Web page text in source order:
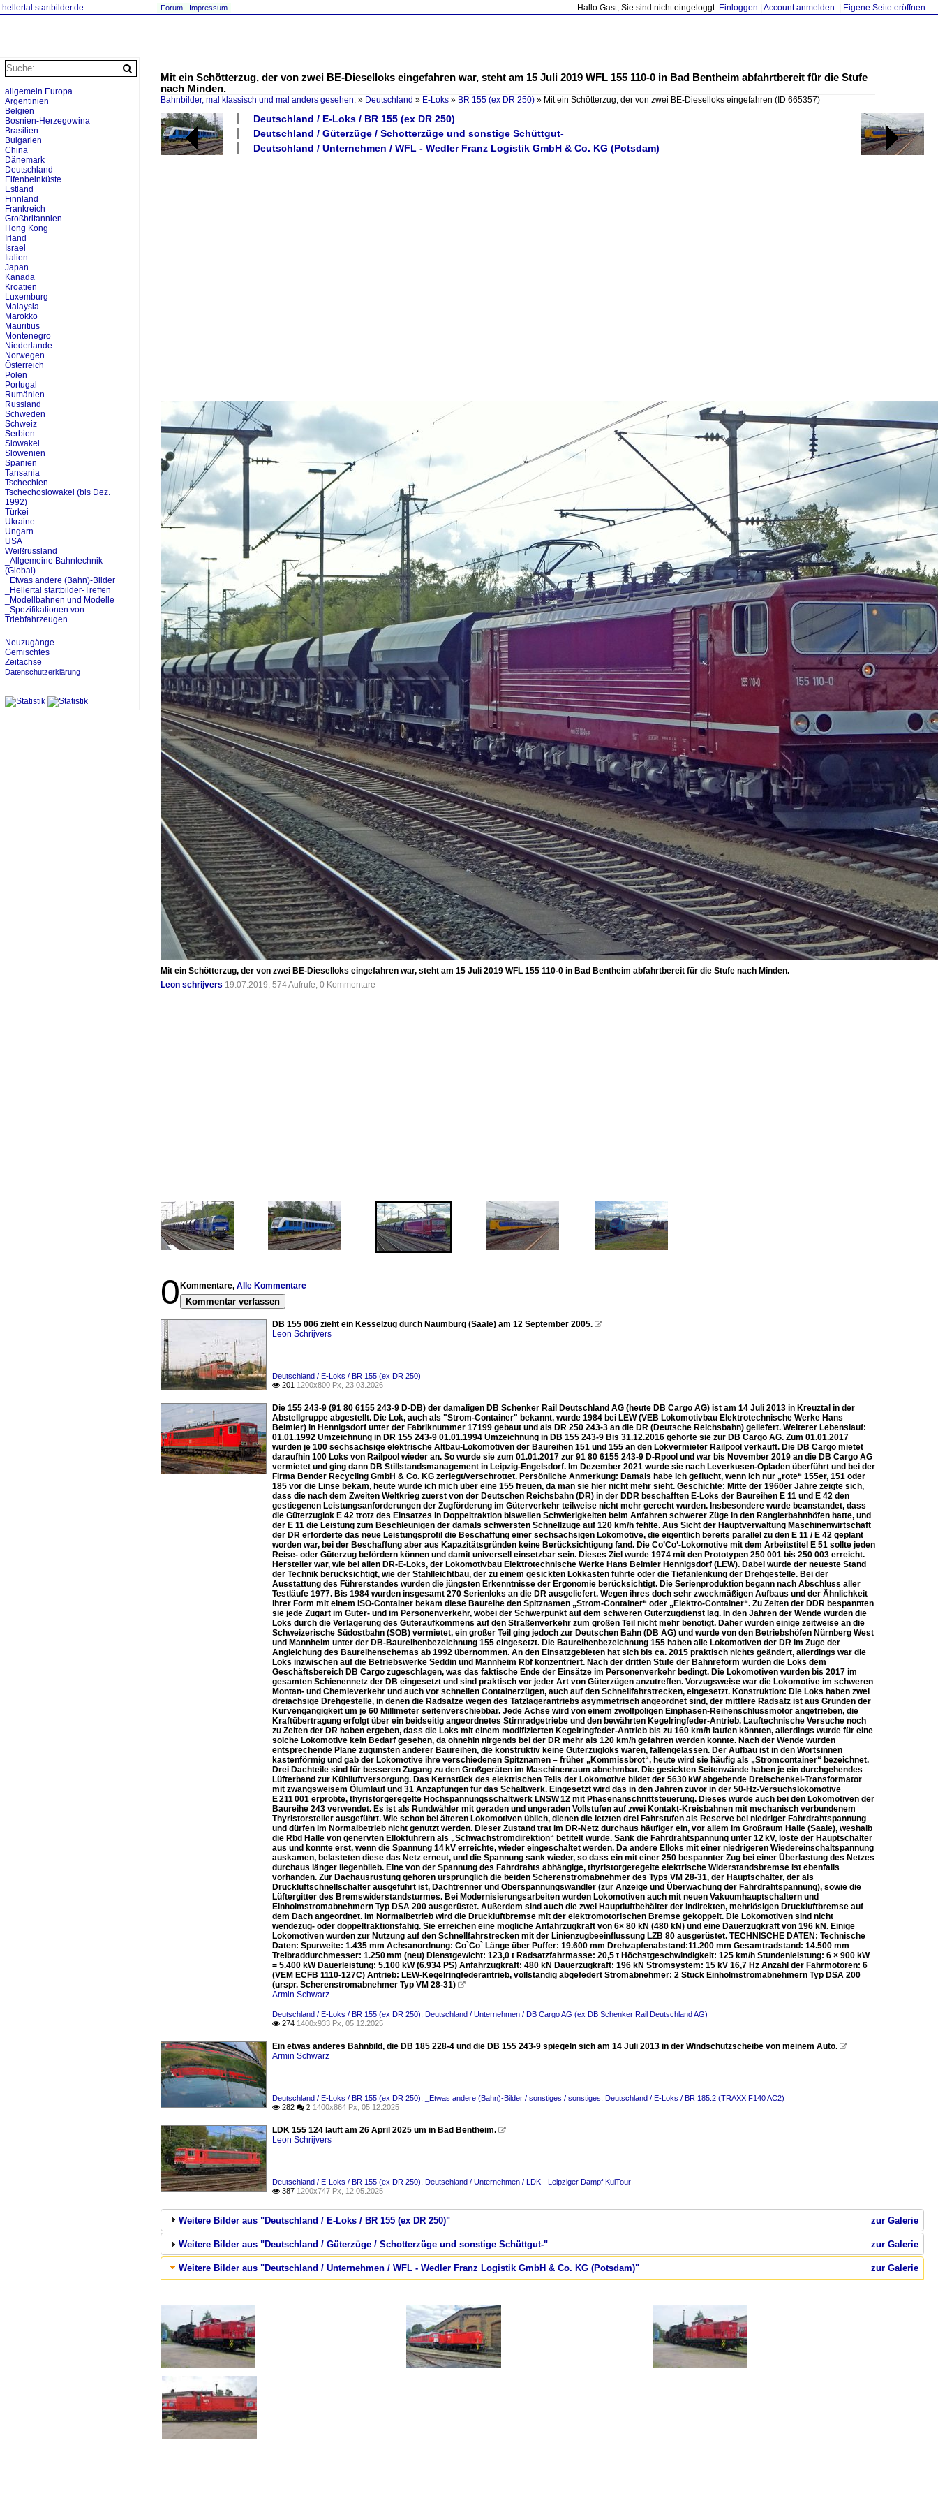
hellertal.startbilder.de Hallo Gast, Sie sind nicht eingeloggt. Einloggen Account anmelden Eigene Seite eröffnen
Forum Impressum
Mit ein Schötterzug, der von zwei BE-Dieselloks eingefahren war, steht am 15 Juli 2019 WFL 155 110-0 in Bad Bentheim abfahrtbereit für die Stufe
nach Minden.
Bahnbilder, mal klassisch und mal anders gesehen. » Deutschland » E-Loks » BR 155 (ex DR 250) » Mit ein Schötterzug, der von zwei BE-Dieselloks eingefahren (ID 665357)
Deutschland / E-Loks / BR 155 (ex DR 250)
Deutschland / Güterzüge / Schotterzüge und sonstige Schüttgut-
Deutschland / Unternehmen / WFL - Wedler Franz Logistik GmbH & Co. KG (Potsdam)
Mit ein Schötterzug, der von zwei BE-Dieselloks eingefahren war, steht am 15 Juli 2019 WFL 155 110-0 in Bad Bentheim abfahrtbereit für die Stufe nach Minden.
Leon schrijvers 19.07.2019, 574 Aufrufe, 0 Kommentare
0 Kommentare, Alle Kommentare
Kommentar verfassen
DB 155 006 zieht ein Kesselzug durch Naumburg (Saale) am 12 September 2005. 
Leon Schrijvers
Deutschland / E-Loks / BR 155 (ex DR 250)
 201 1200x800 Px, 23.03.2026
Die 155 243-9 (91 80 6155 243-9 D-DB) der damaligen DB Schenker Rail Deutschland AG (heute DB Cargo AG) ist am 14 Juli 2013 in Kreuztal in der
Abstellgruppe abgestellt. Die Lok, auch als "Strom-Container" bekannt, wurde 1984 bei LEW (VEB Lokomotivbau Elektrotechnische Werke Hans
Beimler) in Hennigsdorf unter der Fabriknummer 17199 gebaut und als DR 250 243-3 an die DR (Deutsche Reichsbahn) geliefert. Weiterer Lebenslauf:
01.01.1992 Umzeichnung in DR 155 243-9 01.01.1994 Umzeichnung in DB 155 243-9 Bis 31.12.2016 gehörte sie zur DB Cargo AG. Zum 01.01.2017
wurden je 100 sechsachsige elektrische Altbau-Lokomotiven der Baureihen 151 und 155 an den Lokvermieter Railpool verkauft. Die DB Cargo mietet
daraufhin 100 Loks von Railpool wieder an. So wurde sie zum 01.01.2017 zur 91 80 6155 243-9 D-Rpool und war bis November 2019 an die DB Cargo AG
vermietet und ging dann DB Stillstandsmanagement in Leipzig-Engelsdorf. Im Dezember 2021 wurde sie nach Leverkusen-Opladen überführt und bei der
Firma Bender Recycling GmbH & Co. KG zerlegt/verschrottet. Persönliche Anmerkung: Damals habe ich geflucht, wenn ich nur „rote“ 155er, 151 oder
185 vor die Linse bekam, heute würde ich mich über eine 155 freuen, da man sie hier nicht mehr sieht. Geschichte: Mitte der 1960er Jahre zeigte sich,
dass die nach dem Zweiten Weltkrieg zuerst von der Deutschen Reichsbahn (DR) in der DDR beschafften E-Loks der Baureihen E 11 und E 42 den
gestiegenen Leistungsanforderungen der Zugförderung im Güterverkehr teilweise nicht mehr gerecht wurden. Insbesondere wurde beanstandet, dass
die Güterzuglok E 42 trotz des Einsatzes in Doppeltraktion bisweilen Schwierigkeiten beim Anfahren schwerer Züge in den Rangierbahnhöfen hatte, und
der E 11 die Leistung zum Beschleunigen der damals schwersten Schnellzüge auf 120 km/h fehlte. Aus Sicht der Hauptverwaltung Maschinenwirtschaft
der DR erforderte das neue Leistungsprofil die Beschaffung einer sechsachsigen Lokomotive, die eigentlich bereits parallel zu den E 11 / E 42 geplant
worden war, bei der Beschaffung aber aus Kapazitätsgründen keine Berücksichtigung fand. Die Co’Co’-Lokomotive mit dem Arbeitstitel E 51 sollte jeden
Reise- oder Güterzug befördern können und damit universell einsetzbar sein. Dieses Ziel wurde 1974 mit den Prototypen 250 001 bis 250 003 erreicht.
Hersteller war, wie bei allen DR-E-Loks, der Lokomotivbau Elektrotechnische Werke Hans Beimler Hennigsdorf (LEW). Dabei wurde der neueste Stand
der Technik berücksichtigt, wie der Stahlleichtbau, der zu einem gesickten Lokkasten führte oder die Tiefanlenkung der Drehgestelle. Bei der
Ausstattung des Führerstandes wurden die jüngsten Erkenntnisse der Ergonomie berücksichtigt. Die Serienproduktion begann nach Abschluss aller
Testläufe 1977. Bis 1984 wurden insgesamt 270 Serienloks an die DR ausgeliefert. Wegen ihres doch sehr zweckmäßigen Aufbaus und der Ähnlichkeit
ihrer Form mit einem ISO-Container bekam diese Baureihe den Spitznamen „Strom-Container“ oder „Elektro-Container“. Zu Zeiten der DDR bespannten
sie jede Zugart im Güter- und im Personenverkehr, wobei der Schwerpunkt auf dem schweren Güterzugdienst lag. In den Jahren der Wende wurden die
Loks durch die Verlagerung des Güteraufkommens auf den Straßenverkehr zum großen Teil nicht mehr benötigt. Daher wurden einige zeitweise an die
Schweizerische Südostbahn (SOB) vermietet, ein großer Teil ging jedoch zur Deutschen Bahn (DB AG) und wurde von den Betriebshöfen Nürnberg West
und Mannheim unter der DB-Baureihenbezeichnung 155 eingesetzt. Die Baureihenbezeichnung 155 haben alle Lokomotiven der DR im Zuge der
Angleichung des Baureihenschemas ab 1992 übernommen. An den Einsatzgebieten hat sich bis ca. 2015 praktisch nichts geändert, allerdings war die
Loks inzwischen auf die Betriebswerke Seddin und Mannheim Rbf konzentriert. Nach der dritten Stufe der Bahnreform wurden die Loks dem
Geschäftsbereich DB Cargo zugeschlagen, was das faktische Ende der Einsätze im Personenverkehr bedingt. Die Lokomotiven wurden bis 2017 im
gesamten Schienennetz der DB eingesetzt und sind praktisch vor jeder Art von Güterzügen anzutreffen. Vorzugsweise war die Lokomotive im schweren
Montan- und Chemieverkehr und auch vor schnellen Containerzügen, auch auf den Schnellfahrstrecken, eingesetzt. Konstruktion: Die Loks haben zwei
dreiachsige Drehgestelle, in denen die Radsätze wegen des Tatzlagerantriebs asymmetrisch angeordnet sind, der mittlere Radsatz ist aus Gründen der
Kurvengängigkeit um je 60 Millimeter seitenverschiebbar. Jede Achse wird von einem zwölfpoligen Einphasen-Reihenschlussmotor angetrieben, die
Kraftübertragung erfolgt über ein beidseitig angeordnetes Stirnradgetriebe und den bewährten Kegelringfeder-Antrieb. Lauftechnische Versuche noch
zu Zeiten der DR haben ergeben, dass die Loks mit einem modifizierten Kegelringfeder-Antrieb bis zu 160 km/h laufen könnten, allerdings wurde für eine
solche Lokomotive kein Bedarf gesehen, da ohnehin nirgends bei der DR mehr als 120 km/h gefahren werden konnte. Nach der Wende wurden
entsprechende Pläne zugunsten anderer Baureihen, die konstruktiv keine Güterzugloks waren, fallengelassen. Der Aufbau ist in den Wortsinnen
kastenförmig und gab der Lokomotive ihre verschiedenen Spitznamen – früher „Kommissbrot“, heute wird sie häufig als „Stromcontainer“ bezeichnet.
Drei Dachteile sind für besseren Zugang zu den Großgeräten im Maschinenraum abnehmbar. Die gesickten Seitenwände haben je ein durchgehendes
Lüfterband zur Kühlluftversorgung. Das Kernstück des elektrischen Teils der Lokomotive bildet der 5630 kW abgebende Dreischenkel-Transformator
mit zwangsweisem Ölumlauf und 31 Anzapfungen für das Schaltwerk. Eingesetzt wird das in den Jahren zuvor in der 50-Hz-Versuchslokomotive
E 211 001 erprobte, thyristorgeregelte Hochspannungsschaltwerk LNSW 12 mit Phasenanschnittsteuerung. Dieses wurde auch bei den Lokomotiven der
Baureihe 243 verwendet. Es ist als Rundwähler mit geraden und ungeraden Vollstufen auf zwei Kontakt-Kreisbahnen mit mechanisch verbundenem
Thyristorsteller ausgeführt. Wie schon bei älteren Lokomotiven üblich, dienen die letzten drei Fahrstufen als Reserve bei niedriger Fahrdrahtspannung
und dürfen im Normalbetrieb nicht genutzt werden. Dieser Zustand trat im DR-Netz durchaus häufiger ein, vor allem im Großraum Halle (Saale), weshalb
die Rbd Halle von genervten Ellokführern als „Schwachstromdirektion“ betitelt wurde. Sank die Fahrdrahtspannung unter 12 kV, löste der Hauptschalter
aus und konnte erst, wenn die Spannung 14 kV erreichte, wieder eingeschaltet werden. Da andere Elloks mit einer niedrigeren Wiedereinschaltspannung
auskamen, belasteten diese das Netz erneut, und die Spannung sank wieder, so dass ein mit einer 250 bespannter Zug bei einer Überlastung des Netzes
durchaus länger liegenblieb. Eine von der Spannung des Fahrdrahts abhängige, thyristorgeregelte elektrische Widerstandsbremse ist ebenfalls
vorhanden. Zur Dachausrüstung gehören ursprünglich die beiden Scherenstromabnehmer des Typs VM 28-31, der Hauptschalter, der als
Druckluftschnellschalter ausgeführt ist, Dachtrenner und Oberspannungswandler (zur Anzeige und Überwachung der Fahrdrahtspannung), sowie die
Lüftergitter des Bremswiderstandsturmes. Bei Modernisierungsarbeiten wurden Lokomotiven auch mit neuen Vakuumhauptschaltern und
Einholmstromabnehmern Typ DSA 200 ausgerüstet. Außerdem sind auch die zwei Hauptluftbehälter der indirekten, mehrlösigen Druckluftbremse auf
dem Dach angeordnet. Im Normalbetrieb wird die Druckluftbremse mit der elektromotorischen Bremse gekoppelt. Die Lokomotiven sind nicht
wendezug- oder doppeltraktionsfähig. Sie erreichen eine mögliche Anfahrzugkraft von 6× 80 kN (480 kN) und eine Dauerzugkraft von 196 kN. Einige
Lokomotiven wurden zur Nutzung auf den Schnellfahrstrecken mit der Linienzugbeeinflussung LZB 80 ausgerüstet. TECHNISCHE DATEN: Technische
Daten: Spurweite: 1.435 mm Achsanordnung: Co`Co` Länge über Puffer: 19.600 mm Drehzapfenabstand:11.200 mm Gesamtradstand: 14.500 mm
Treibraddurchmesser: 1.250 mm (neu) Dienstgewicht: 123,0 t Radsatzfahrmasse: 20,5 t Höchstgeschwindigkeit: 125 km/h Stundenleistung: 6 × 900 kW
= 5.400 kW Dauerleistung: 5.100 kW (6.934 PS) Anfahrzugkraft: 480 kN Dauerzugkraft: 196 kN Stromsystem: 15 kV 16,7 Hz Anzahl der Fahrmotoren: 6
(VEM ECFB 1110-127C) Antrieb: LEW-Kegelringfederantrieb, vollständig abgefedert Stromabnehmer: 2 Stück Einholmstromabnehmern Typ DSA 200
(urspr. Scherenstromabnehmer Typ VM 28-31) 
Armin Schwarz
Deutschland / E-Loks / BR 155 (ex DR 250) Deutschland / Unternehmen / DB Cargo AG (ex DB Schenker Rail Deutschland AG)
 274 1400x933 Px, 05.12.2025
Ein etwas anderes Bahnbild, die DB 185 228-4 und die DB 155 243-9 spiegeln sich am 14 Juli 2013 in der Windschutzscheibe von meinem Auto. 
Armin Schwarz
Deutschland / E-Loks / BR 155 (ex DR 250) _Etwas andere (Bahn)-Bilder / sonstiges / sonstiges Deutschland / E-Loks / BR 185.2 (TRAXX F140 AC2)
 282  2 1400x864 Px, 05.12.2025
LDK 155 124 lauft am 26 April 2025 um in Bad Bentheim. 
Leon Schrijvers
Deutschland / E-Loks / BR 155 (ex DR 250) Deutschland / Unternehmen / LDK - Leipziger Dampf KulTour
 387 1200x747 Px, 12.05.2025
zur Galerie
Weitere Bilder aus "Deutschland / E-Loks / BR 155 (ex DR 250)"
zur Galerie
Weitere Bilder aus "Deutschland / Güterzüge / Schotterzüge und sonstige Schüttgut-"
zur Galerie
Weitere Bilder aus "Deutschland / Unternehmen / WFL - Wedler Franz Logistik GmbH & Co. KG (Potsdam)"
allgemein Europa
Argentinien
Belgien
Bosnien-Herzegowina
Brasilien
Bulgarien
China
Dänemark
Deutschland
Elfenbeinküste
Estland
Finnland
Frankreich
Großbritannien
Hong Kong
Irland
Israel
Italien
Japan
Kanada
Kroatien
Luxemburg
Malaysia
Marokko
Mauritius
Montenegro
Niederlande
Norwegen
Österreich
Polen
Portugal
Rumänien
Russland
Schweden
Schweiz
Serbien
Slowakei
Slowenien
Spanien
Tansania
Tschechien
Tschechoslowakei (bis Dez.
1992)
Türkei
Ukraine
Ungarn
USA
Weißrussland
_Allgemeine Bahntechnik
(Global)
_Etwas andere (Bahn)-Bilder
_Hellertal startbilder-Treffen
_Modellbahnen und Modelle
_Spezifikationen von
Triebfahrzeugen
Neuzugänge
Gemischtes
Zeitachse
Datenschutzerklärung